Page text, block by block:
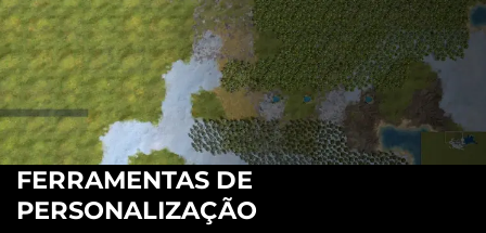
FERRAMENTAS DE
PERSONALIZAÇÃO